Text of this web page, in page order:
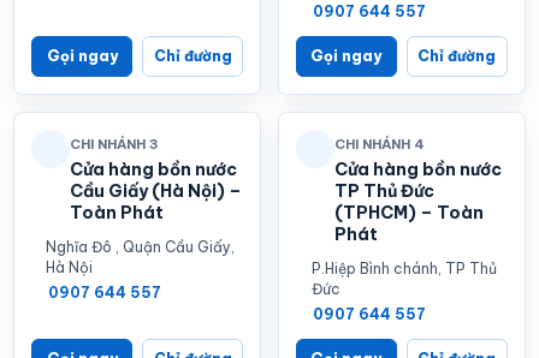
Gọi ngay Chỉ đường
0907 644 557
Gọi ngay Chỉ đường
CHI NHÁNH 3
Cửa hàng bồn nước
Cầu Giấy (Hà Nội) –
Toàn Phát
Nghĩa Đô , Quận Cầu Giấy,
Hà Nội
0907 644 557
CHI NHÁNH 4
Cửa hàng bồn nước
TP Thủ Đức
(TPHCM) – Toàn
Phát
P.Hiệp Bình chánh, TP Thủ
Đức
0907 644 557